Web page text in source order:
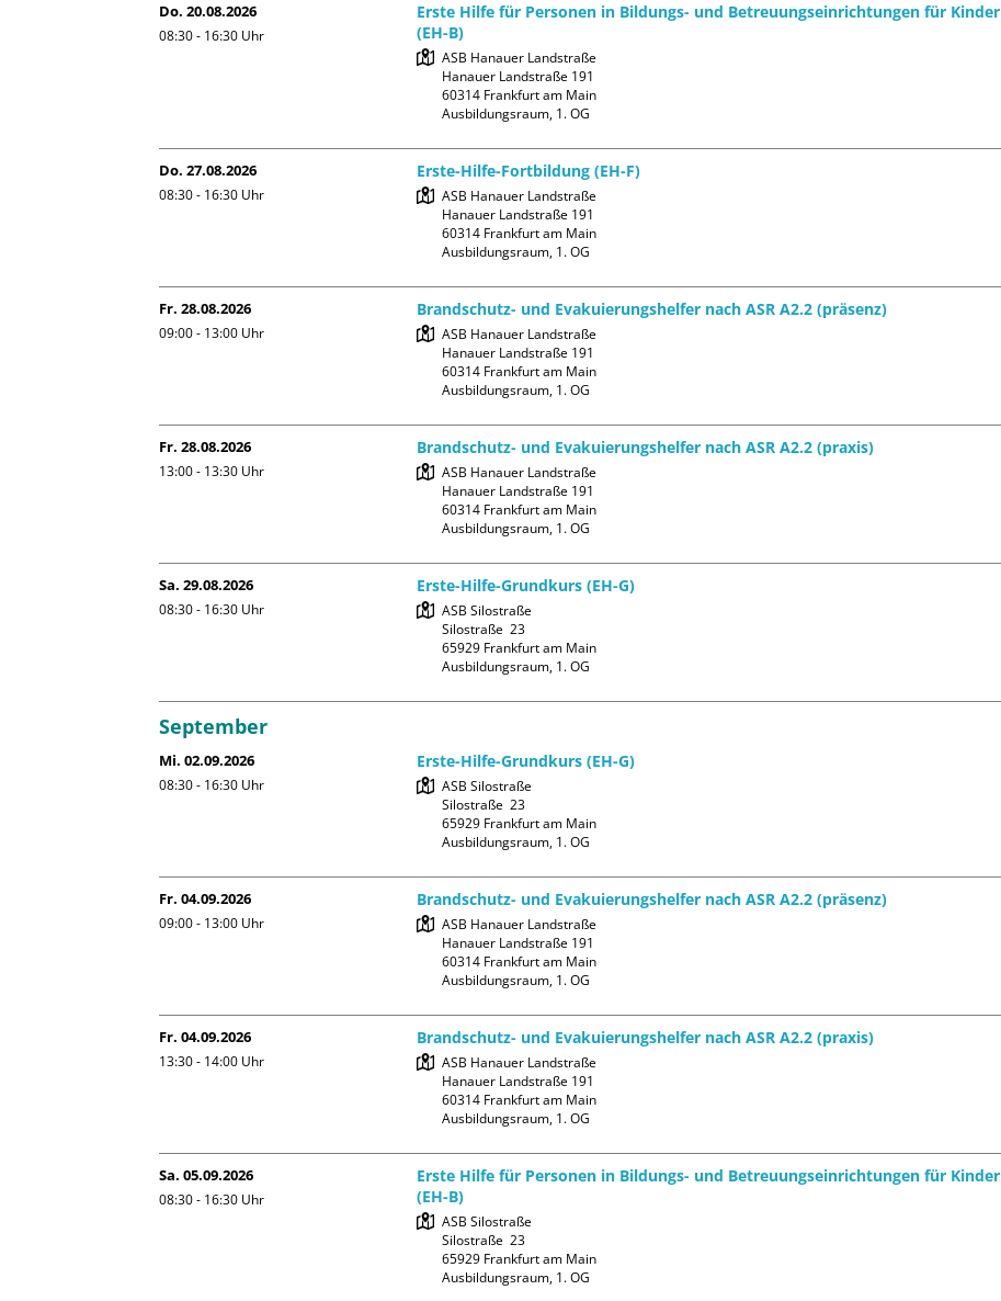
Do. 20.08.2026
08:30 - 16:30 Uhr
Erste Hilfe für Personen in Bildungs- und Betreuungseinrichtungen für Kinder
(EH-B)
ASB Hanauer Landstraße
Hanauer Landstraße 191
60314 Frankfurt am Main
Ausbildungsraum, 1. OG
Do. 27.08.2026
08:30 - 16:30 Uhr
Erste-Hilfe-Fortbildung (EH-F)
ASB Hanauer Landstraße
Hanauer Landstraße 191
60314 Frankfurt am Main
Ausbildungsraum, 1. OG
Fr. 28.08.2026
09:00 - 13:00 Uhr
Brandschutz- und Evakuierungshelfer nach ASR A2.2 (präsenz)
ASB Hanauer Landstraße
Hanauer Landstraße 191
60314 Frankfurt am Main
Ausbildungsraum, 1. OG
Fr. 28.08.2026
13:00 - 13:30 Uhr
Brandschutz- und Evakuierungshelfer nach ASR A2.2 (praxis)
ASB Hanauer Landstraße
Hanauer Landstraße 191
60314 Frankfurt am Main
Ausbildungsraum, 1. OG
Sa. 29.08.2026
08:30 - 16:30 Uhr
Erste-Hilfe-Grundkurs (EH-G)
ASB Silostraße
Silostraße  23
65929 Frankfurt am Main
Ausbildungsraum, 1. OG
September
Mi. 02.09.2026
08:30 - 16:30 Uhr
Erste-Hilfe-Grundkurs (EH-G)
ASB Silostraße
Silostraße  23
65929 Frankfurt am Main
Ausbildungsraum, 1. OG
Fr. 04.09.2026
09:00 - 13:00 Uhr
Brandschutz- und Evakuierungshelfer nach ASR A2.2 (präsenz)
ASB Hanauer Landstraße
Hanauer Landstraße 191
60314 Frankfurt am Main
Ausbildungsraum, 1. OG
Fr. 04.09.2026
13:30 - 14:00 Uhr
Brandschutz- und Evakuierungshelfer nach ASR A2.2 (praxis)
ASB Hanauer Landstraße
Hanauer Landstraße 191
60314 Frankfurt am Main
Ausbildungsraum, 1. OG
Sa. 05.09.2026
08:30 - 16:30 Uhr
Erste Hilfe für Personen in Bildungs- und Betreuungseinrichtungen für Kinder
(EH-B)
ASB Silostraße
Silostraße  23
65929 Frankfurt am Main
Ausbildungsraum, 1. OG